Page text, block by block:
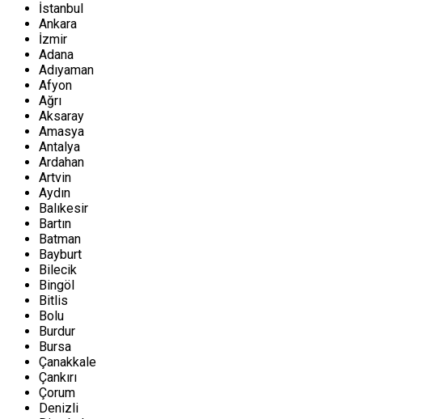
İstanbul
Ankara
İzmir
Adana
Adıyaman
Afyon
Ağrı
Aksaray
Amasya
Antalya
Ardahan
Artvin
Aydın
Balıkesir
Bartın
Batman
Bayburt
Bilecik
Bingöl
Bitlis
Bolu
Burdur
Bursa
Çanakkale
Çankırı
Çorum
Denizli